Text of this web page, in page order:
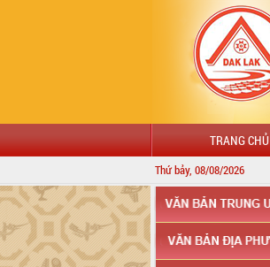
TRANG CHỦ
Thứ bảy, 08/08/2026